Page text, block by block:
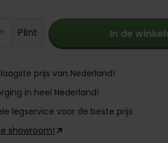
Voer de
Plint In de
prijs van Nederland!
in heel Nederland!
legservice voor de beste prijs
showroom!